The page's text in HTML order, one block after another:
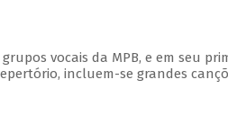
vocais da MPB, e em seu
incluem-se grandes